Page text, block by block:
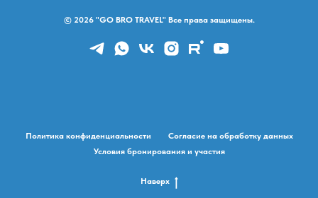
© 2026 "GO BRO TRAVEL" Все права защищены.
Политика конфиденциальности
Согласие на обработку данных
Условия бронирования и участия
Наверх